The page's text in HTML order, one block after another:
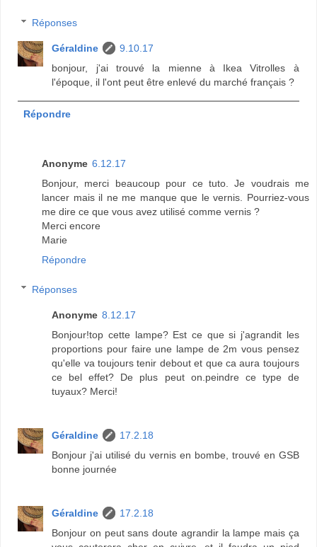
Réponses
Géraldine
9.10.17
bonjour, j'ai trouvé la mienne à Ikea Vitrolles à
l'époque, il l'ont peut être enlevé du marché français ?
Répondre
Anonyme 6.12.17
Bonjour, merci beaucoup pour ce tuto. Je voudrais me
lancer mais il ne me manque que le vernis. Pourriez-vous
me dire ce que vous avez utilisé comme vernis ?
Merci encore
Marie
Répondre
Réponses
Anonyme 8.12.17
Bonjour!top cette lampe? Est ce que si j'agrandit les
proportions pour faire une lampe de 2m vous pensez
qu'elle va toujours tenir debout et que ca aura toujours
ce bel effet? De plus peut on.peindre ce type de
tuyaux? Merci!
Géraldine
17.2.18
Bonjour j'ai utilisé du vernis en bombe, trouvé en GSB
bonne journée
Géraldine
17.2.18
Bonjour on peut sans doute agrandir la lampe mais ça